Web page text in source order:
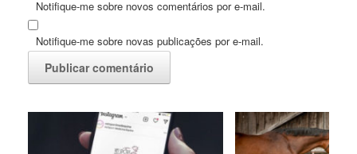
Notifique-me sobre novos comentários por e-mail.
Notifique-me sobre novas publicações por e-mail.